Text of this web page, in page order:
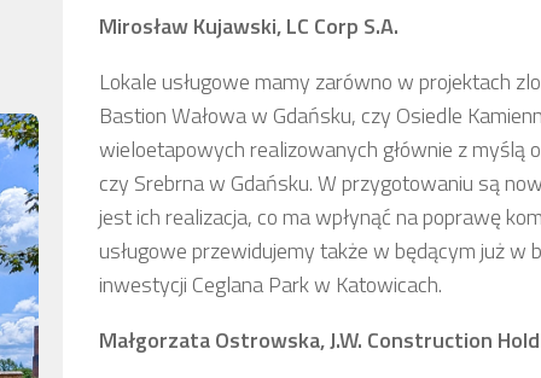
Mirosław Kujawski, LC Corp S.A.
Lokale usługowe mamy zarówno w projektach
Bastion Wałowa w Gdańsku, czy Osiedle
wieloetapowych realizowanych głównie z myślą
czy Srebrna w Gdańsku. W przygotowaniu są
jest ich realizacja, co ma wpłynąć na poprawę
usługowe przewidujemy także w będącym już w
inwestycji Ceglana Park w Katowicach.
Małgorzata Ostrowska, J.W. Construction